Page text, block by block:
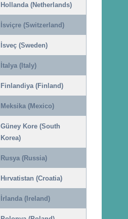
Hollanda (Netherlands)
İsviçre (Switzerland)
İsveç (Sweden)
İtalya (Italy)
Finlandiya (Finland)
Meksika (Mexico)
Güney Kore (South
Korea)
Rusya (Russia)
Hırvatistan (Croatia)
İrlanda (Ireland)